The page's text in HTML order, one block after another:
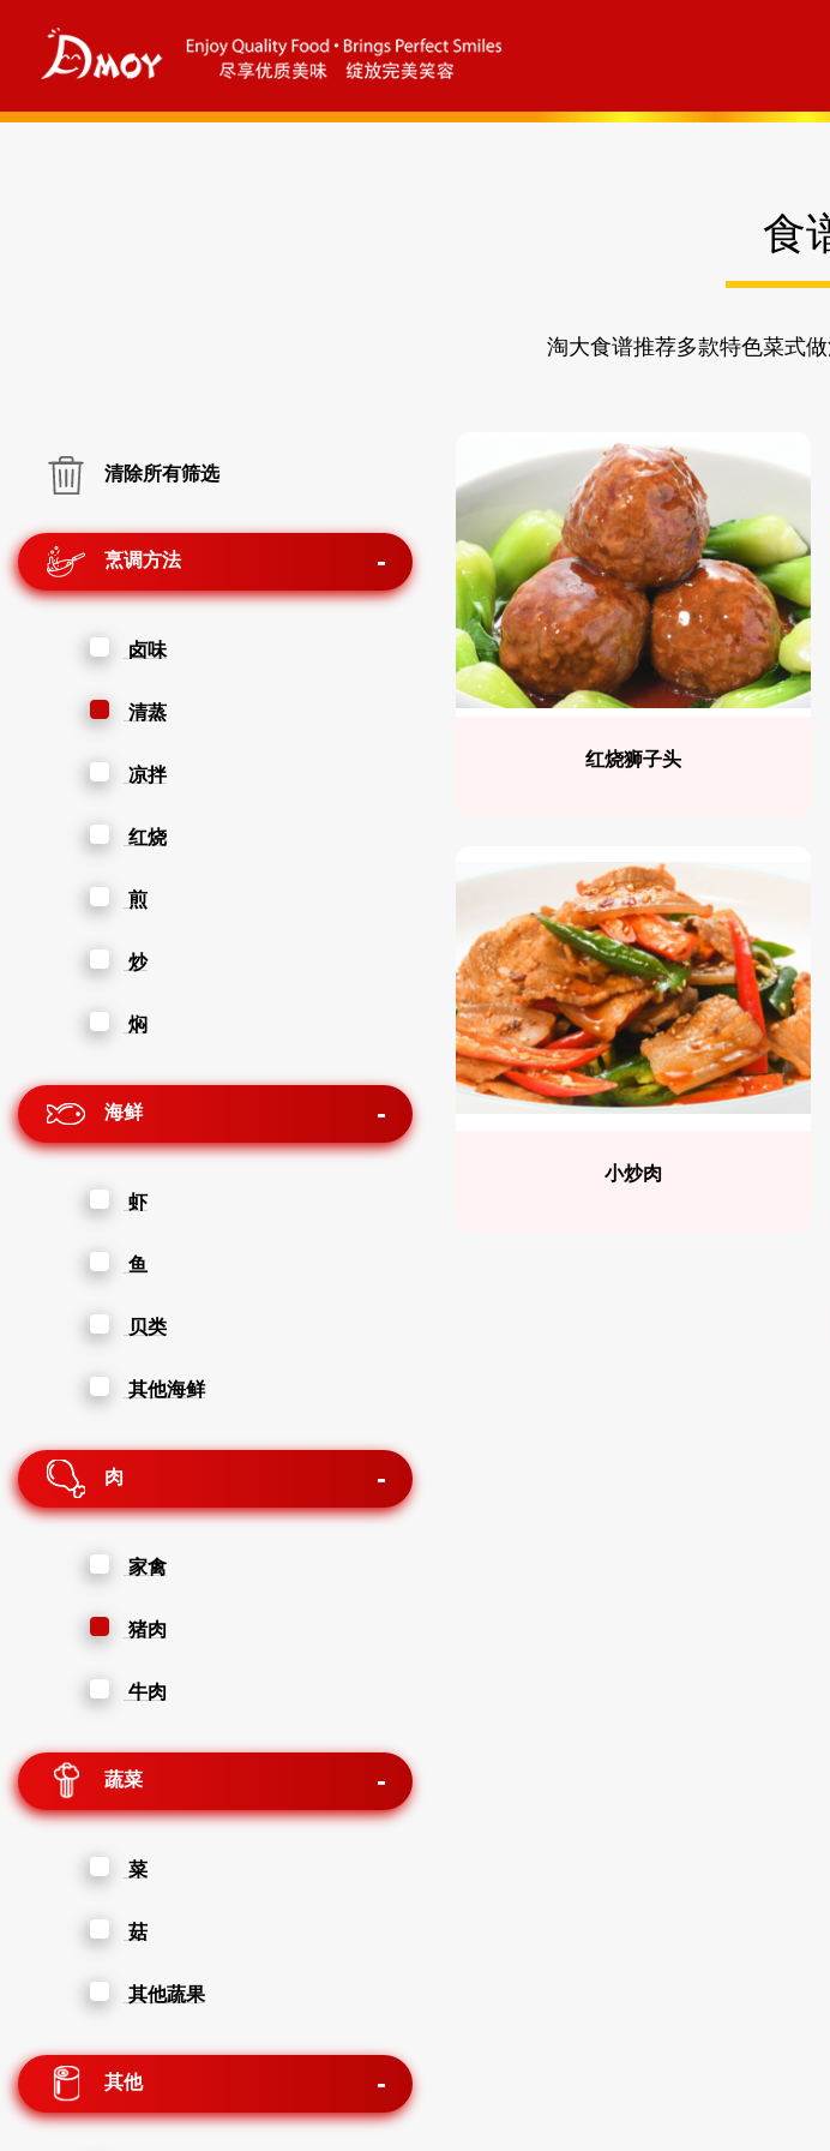
食
淘大食谱推荐多款特色菜式
清除所有筛选
烹调方法
卤味
清蒸
凉拌
红烧
煎
炒
焖
海鲜
虾
鱼
贝类
其他海鲜
肉
家禽
猪肉
牛肉
蔬菜
菜
菇
其他蔬果
其他
红烧狮子头
小炒肉